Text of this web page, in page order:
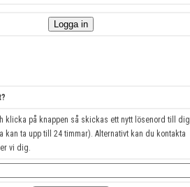
klicka på knappen så skickas ett nytt lösenord till dig
kan ta upp till 24 timmar). Alternativt kan du kontakta
vi dig.